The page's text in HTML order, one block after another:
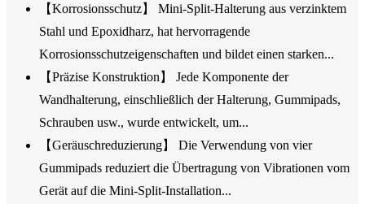
【Korrosionsschutz】 Mini-Split-Halterung aus verzinktem
Stahl und Epoxidharz, hat hervorragende
Korrosionsschutzeigenschaften und bildet einen starken...
【Präzise Konstruktion】 Jede Komponente der
Wandhalterung, einschließlich der Halterung, Gummipads,
Schrauben usw., wurde entwickelt, um...
【Geräuschreduzierung】 Die Verwendung von vier
Gummipads reduziert die Übertragung von Vibrationen vom
Gerät auf die Mini-Split-Installation...